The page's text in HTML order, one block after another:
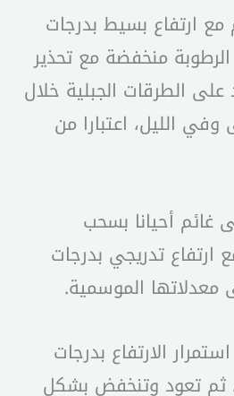
مع ارتفاع بسيط بدرجات
منخفضة مع تحذير
الطرقات الجبلية خلال
الليل، اعتبارا من
غائم أحيانا بسحب
تدريجي بدرجات
معدلاتها الموسمية.
الارتفاع بدرجات
ثم تعود وتنخفض بشكل